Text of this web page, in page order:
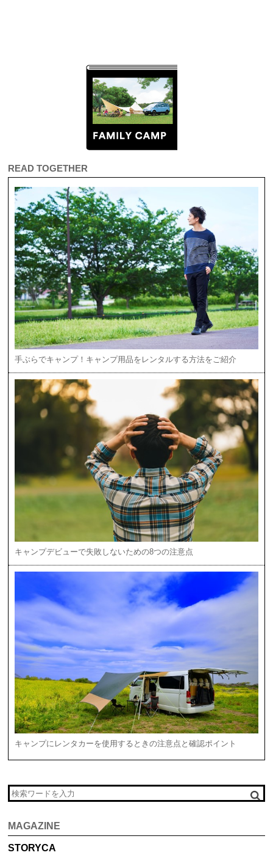
MAGAZINE
STORYCA
READ TOGETHER
手ぶらでキャンプ！キャンプ用品をレンタルする方法をご紹介
キャンプデビューで失敗しないための8つの注意点
キャンプにレンタカーを使用するときの注意点と確認ポイント